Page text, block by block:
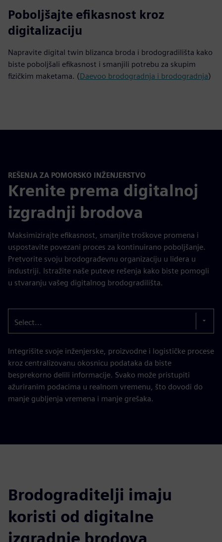
Poboljšajte efikasnost kroz
digitalizaciju
Napravite digital twin blizanca broda i brodogradilišta kako
biste poboljšali efikasnost i smanjili potrebu za skupim
fizičkim maketama. (Daevoo brodogradnja i brodogradnja)
REŠENJA ZA POMORSKO INŽENJERSTVO
Krenite prema digitalnoj
izgradnji brodova
Maksimizirajte efikasnost, smanjite troškove promena i
uspostavite povezani proces za kontinuirano poboljšanje.
Pretvorite svoju brodograđevnu organizaciju u lidera u
industriji. Istražite naše puteve rešenja kako biste pomogli
u stvaranju vašeg digitalnog brodogradilišta.
Select...
Integrišite svoje inženjerske, proizvodne i logističke procese
kroz centralizovanu okosnicu podataka da biste
besprekorno delili informacije. Svako može pristupiti
ažuriranim podacima u realnom vremenu, što dovodi do
manje gubljenja vremena i manje grešaka.
Brodograditelji imaju
koristi od digitalne